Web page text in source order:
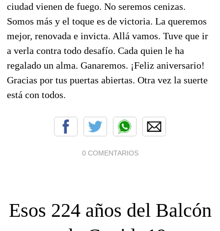
ciudad vienen de fuego. No seremos cenizas.
Somos más y el toque es de victoria. La queremos
mejor, renovada e invicta. Allá vamos. Tuve que ir
a verla contra todo desafío. Cada quien le ha
regalado un alma. Ganaremos. ¡Feliz aniversario!
Gracias por tus puertas abiertas. Otra vez la suerte
está con todos.
0 COMENTARIOS
Esos 224 años del Balcón